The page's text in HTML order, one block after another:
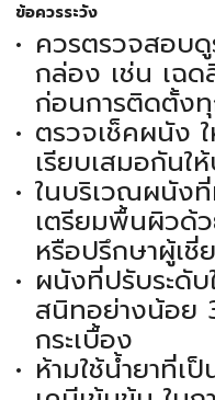
ข้อควรระวัง
ควรตรวจสอบดู
กล่อง เช่น เฉ
ก่อนการติดตั้ง
ตรวจเช็คผนัง
เรียบเสมอกันใ
ในบริเวณผนัง
เตรียมพื้นผิวด้
หรือปรึกษาผู้เ
ผนังที่ปรับระดั
สนิทอย่างน้อย
กระเบื้อง
ห้ามใช้น้ำยาที่เ